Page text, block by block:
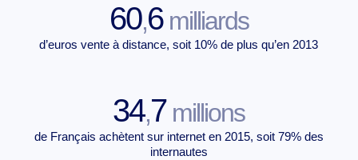
60,6milliards
d’euros vente à distance, soit 10% de plus qu’en 2013
34,7 millions
de Français achètent sur internet en 2015, soit 79% des
internautes